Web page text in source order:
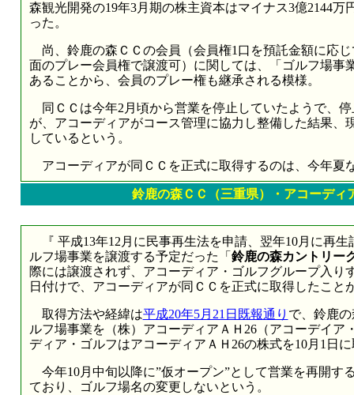
森観光開発の19年3月期の株主資本はマイナス3億2144
った。
尚、鈴鹿の森ＣＣの会員（会員権1口を預託金額に応
面のプレー会員権で譲渡可）に関しては、「ゴルフ場事
あることから、会員のプレー権も継承される模様。
同ＣＣは今年2月頃から営業を停止していたようで、
が、アコーディアがコース管理に協力し整備した結果、
しているという。
アコーディアが同ＣＣを正式に取得するのは、今年夏
鈴鹿の森ＣＣ（三重県）・アコーディ
『 平成13年12月に民事再生法を申請、翌年10月に再
ルフ場事業を譲渡する予定だった「 鈴鹿の森カントリー
際には譲渡されず、アコーディア・ゴルフグループ入り
日付けで、アコーディアが同ＣＣを正式に取得したこと
取得方法や経緯は平成20年5月21日既報通り で、鈴鹿
ルフ場事業を（株）アコーディアＡＨ26（アコーデイア
ディア・ゴルフはアコーディアＡＨ26の株式を10月1日
今年10月中旬以降に”仮オープン”として営業を再開す
ており、ゴルフ場名の変更しないという。